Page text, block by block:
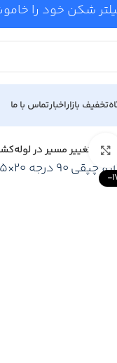
شکن خود را
تخفیف بازاراخبارتماس با ما
-
Click to enlarge